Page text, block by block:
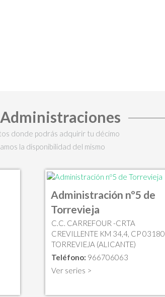
Administraciones
donde podrás adquirir tu décimo
la disponibilidad del mismo
Administración nº5 de
Torrevieja
C.C. CARREFOUR -CRTA
CREVILLENTE KM 34,4, CP 03180
TORREVIEJA (ALICANTE)
Teléfono: 966706063
Ver series >